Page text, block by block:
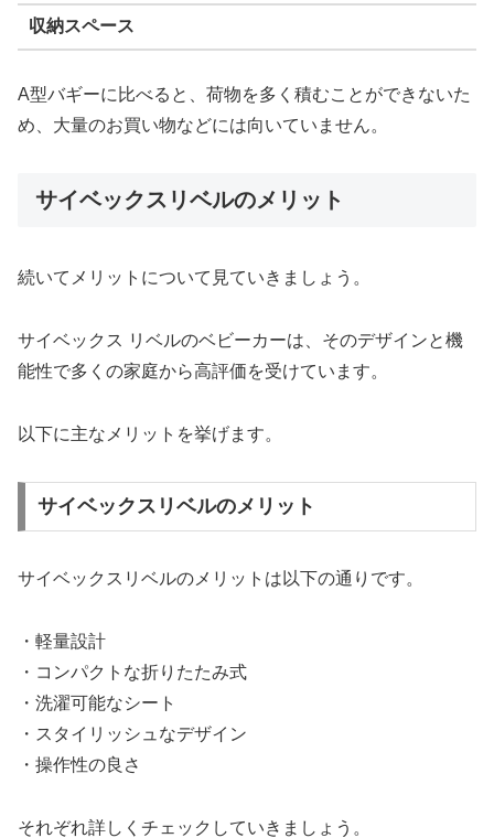
収納スペース
A型バギーに比べると、荷物を多く積むことができないた
め、大量のお買い物などには向いていません。
サイベックスリベルのメリット
続いてメリットについて見ていきましょう。
サイベックス リベルのベビーカーは、そのデザインと機
能性で多くの家庭から高評価を受けています。
以下に主なメリットを挙げます。
サイベックスリベルのメリット
サイベックスリベルのメリットは以下の通りです。
・軽量設計
・コンパクトな折りたたみ式
・洗濯可能なシート
・スタイリッシュなデザイン
・操作性の良さ
それぞれ詳しくチェックしていきましょう。